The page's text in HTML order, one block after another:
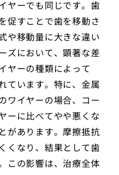
ヤーでも同じです。歯
促すことで歯を移動さ
や移動量に大きな違い
ズにおいて、顕著な差
ヤーの種類によって
ています。特に、金属
ワイヤーの場合、コー
ーに比べてやや悪くな
があります。摩擦抵抗
くなり、結果として歯
この影響は、治療全体